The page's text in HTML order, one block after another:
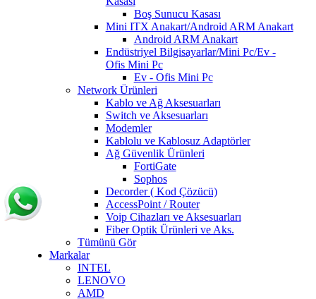
Boş Sunucu Kasası
Mini ITX Anakart/Android ARM Anakart
Android ARM Anakart
Endüstriyel Bilgisayarlar/Mini Pc/Ev -
Ofis Mini Pc
Ev - Ofis Mini Pc
Network Ürünleri
Kablo ve Ağ Aksesuarları
Switch ve Aksesuarları
Modemler
Kablolu ve Kablosuz Adaptörler
Ağ Güvenlik Ürünleri
FortiGate
Sophos
Decorder ( Kod Çözücü)
AccessPoint / Router
Voip Cihazları ve Aksesuarları
Fiber Optik Ürünleri ve Aks.
Tümünü Gör
Markalar
INTEL
LENOVO
AMD